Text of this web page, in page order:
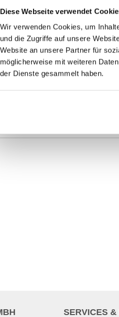
Diese Webseite verwendet
Wir verwenden Cookies, um
und die Zugriffe auf unsere
Website an unsere Partner für
möglicherweise mit weiteren
der Dienste gesammelt haben.
Nicht auf Lager
Print
SERVICES